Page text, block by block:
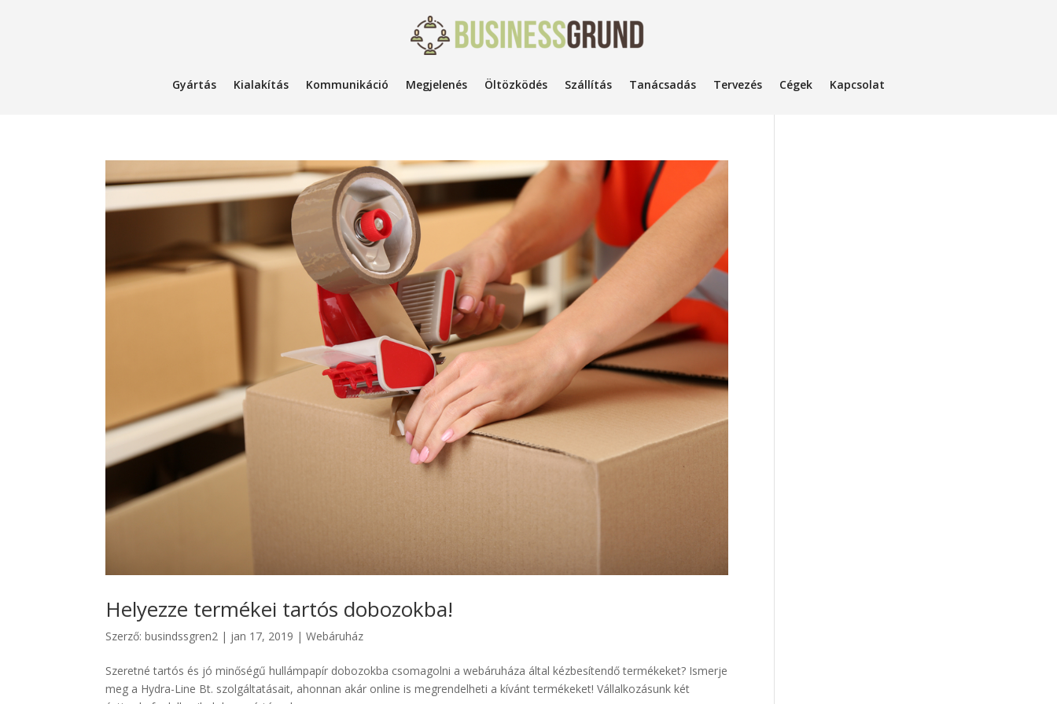
Gyártás Kialakítás Kommunikáció Megjelenés Öltözködés Szállítás Tanácsadás Tervezés Cégek Kapcsolat
Helyezze termékei tartós dobozokba!
Szerző:busindssgren2 | jan 17, 2019 |Webáruház
Szeretné tartós és jó minőségű hullámpapír dobozokba csomagolni a webáruháza által kézbesítendő termékeket? Ismerje
meg a Hydra-Line Bt. szolgáltatásait, ahonnan akár online is megrendelheti a kívánt termékeket! Vállalkozásunk két